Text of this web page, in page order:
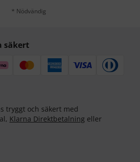
* Nödvändig
säkert
tryggt och säkert med
Klarna Direktbetalning eller